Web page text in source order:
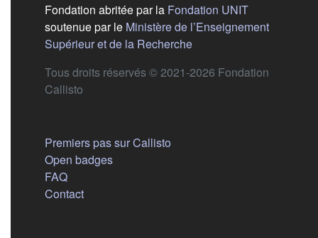
Fondation abritée par la Fondation UNIT(s'ouvre
soutenue par le Ministère de l’Enseignement
Supérieur et de la Recherche(s'ouvre dans un nouvel
Tous droits réservés © 2021-2026 Fondation
Callisto
Premiers pas sur Callisto
Open badges
FAQ
Contact